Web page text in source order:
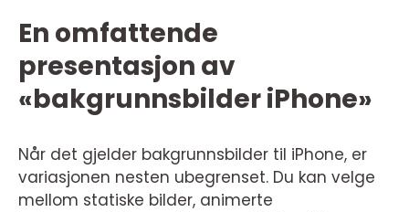
En omfattende
presentasjon av
«bakgrunnsbilder iPhone»
Når det gjelder bakgrunnsbilder til iPhone, er
variasjonen nesten ubegrenset. Du kan velge
mellom statiske bilder, animerte